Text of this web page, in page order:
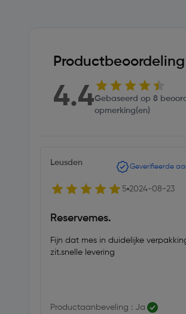
Productbeoordeling
4.4Gebaseerd op 8
opmerking(en)
Leusden Geverifieerde
5 2024-08-23
Reservemes.
Fijn dat mes in duidelijke
zit.snelle levering
Productaanbeveling : Ja